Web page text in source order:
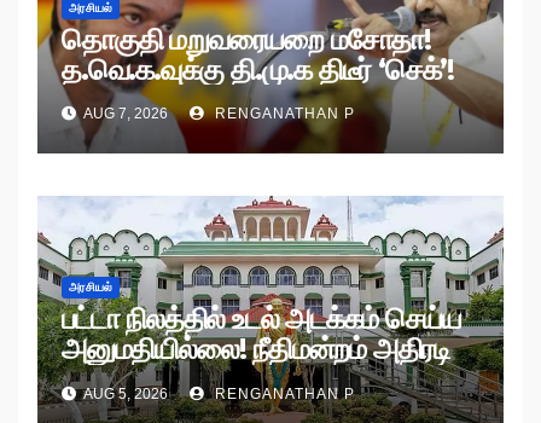
அரசியல்
தொகுதி மறுவரையறை மசோதா!
த.வெ.க.வுக்கு தி.மு.க திடீர் ‘செக்’!
AUG 7, 2026 RENGANATHAN P
அரசியல்
பட்டா நிலத்தில் உடல் அடக்கம் செய்ய
அனுமதியில்லை! நீதிமன்றம் அதிரடி
உத்தரவு!
AUG 5, 2026 RENGANATHAN P